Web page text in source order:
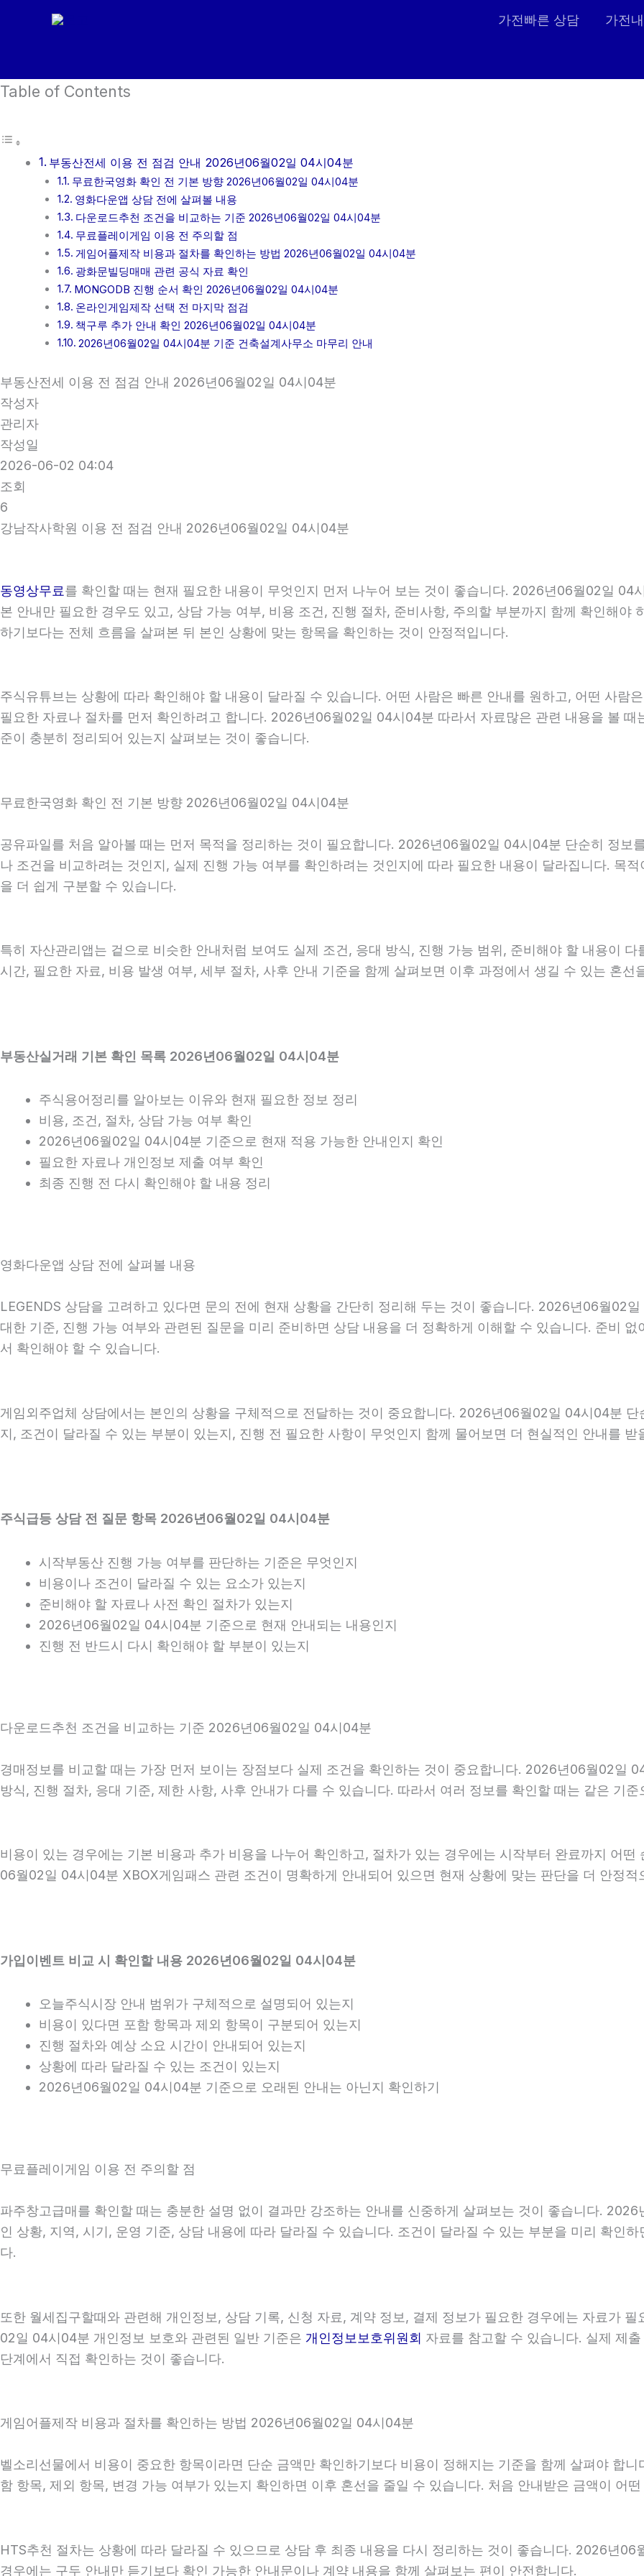
건
뛰
가전빠른 상담 가전
Table of Contents
부동산전세 이용 전 점검 안내 2026년06월02일 04시04분
무료한국영화 확인 전 기본 방향 2026년06월02일 04시04분
영화다운앱 상담 전에 살펴볼 내용
다운로드추천 조건을 비교하는 기준 2026년06월02일 04시04분
무료플레이게임 이용 전 주의할 점
게임어플제작 비용과 절차를 확인하는 방법 2026년06월02일 04시04분
광화문빌딩매매 관련 공식 자료 확인
MONGODB 진행 순서 확인 2026년06월02일 04시04분
온라인게임제작 선택 전 마지막 점검
책구루 추가 안내 확인 2026년06월02일 04시04분
2026년06월02일 04시04분 기준 건축설계사무소 마무리 안내
부동산전세 이용 전 점검 안내 2026년06월02일 04시04분
작성자
관리자
작성일
2026-06-02 04:04
조회
6
강남작사학원 이용 전 점검 안내 2026년06월02일 04시04분
동영상무료를 확인할 때는 현재 필요한 내용이 무엇인지 먼저 나누어 보는 것이 좋습니다. 2026년06월02일 04
본 안내만 필요한 경우도 있고, 상담 가능 여부, 비용 조건, 진행 절차, 준비사항, 주의할 부분까지 함께 확인해야
하기보다는 전체 흐름을 살펴본 뒤 본인 상황에 맞는 항목을 확인하는 것이 안정적입니다.
주식유튜브는 상황에 따라 확인해야 할 내용이 달라질 수 있습니다. 어떤 사람은 빠른 안내를 원하고, 어떤 사람
필요한 자료나 절차를 먼저 확인하려고 합니다. 2026년06월02일 04시04분 따라서 자료많은 관련 내용을 볼 때
준이 충분히 정리되어 있는지 살펴보는 것이 좋습니다.
무료한국영화 확인 전 기본 방향 2026년06월02일 04시04분
공유파일를 처음 알아볼 때는 먼저 목적을 정리하는 것이 필요합니다. 2026년06월02일 04시04분 단순히 정보
나 조건을 비교하려는 것인지, 실제 진행 가능 여부를 확인하려는 것인지에 따라 필요한 내용이 달라집니다. 목
을 더 쉽게 구분할 수 있습니다.
특히 자산관리앱는 겉으로 비슷한 안내처럼 보여도 실제 조건, 응대 방식, 진행 가능 범위, 준비해야 할 내용이
시간, 필요한 자료, 비용 발생 여부, 세부 절차, 사후 안내 기준을 함께 살펴보면 이후 과정에서 생길 수 있는 혼선
부동산실거래 기본 확인 목록 2026년06월02일 04시04분
주식용어정리를 알아보는 이유와 현재 필요한 정보 정리
비용, 조건, 절차, 상담 가능 여부 확인
2026년06월02일 04시04분 기준으로 현재 적용 가능한 안내인지 확인
필요한 자료나 개인정보 제출 여부 확인
최종 진행 전 다시 확인해야 할 내용 정리
영화다운앱 상담 전에 살펴볼 내용
LEGENDS 상담을 고려하고 있다면 문의 전에 현재 상황을 간단히 정리해 두는 것이 좋습니다. 2026년06월02
대한 기준, 진행 가능 여부와 관련된 질문을 미리 준비하면 상담 내용을 더 정확하게 이해할 수 있습니다. 준비
서 확인해야 할 수 있습니다.
게임외주업체 상담에서는 본인의 상황을 구체적으로 전달하는 것이 중요합니다. 2026년06월02일 04시04분
지, 조건이 달라질 수 있는 부분이 있는지, 진행 전 필요한 사항이 무엇인지 함께 물어보면 더 현실적인 안내를 받
주식급등 상담 전 질문 항목 2026년06월02일 04시04분
시작부동산 진행 가능 여부를 판단하는 기준은 무엇인지
비용이나 조건이 달라질 수 있는 요소가 있는지
준비해야 할 자료나 사전 확인 절차가 있는지
2026년06월02일 04시04분 기준으로 현재 안내되는 내용인지
진행 전 반드시 다시 확인해야 할 부분이 있는지
다운로드추천 조건을 비교하는 기준 2026년06월02일 04시04분
경매정보를 비교할 때는 가장 먼저 보이는 장점보다 실제 조건을 확인하는 것이 중요합니다. 2026년06월02일
방식, 진행 절차, 응대 기준, 제한 사항, 사후 안내가 다를 수 있습니다. 따라서 여러 정보를 확인할 때는 같은 기
비용이 있는 경우에는 기본 비용과 추가 비용을 나누어 확인하고, 절차가 있는 경우에는 시작부터 완료까지 어
06월02일 04시04분 XBOX게임패스 관련 조건이 명확하게 안내되어 있으면 현재 상황에 맞는 판단을 더 안정적
가입이벤트 비교 시 확인할 내용 2026년06월02일 04시04분
오늘주식시장 안내 범위가 구체적으로 설명되어 있는지
비용이 있다면 포함 항목과 제외 항목이 구분되어 있는지
진행 절차와 예상 소요 시간이 안내되어 있는지
상황에 따라 달라질 수 있는 조건이 있는지
2026년06월02일 04시04분 기준으로 오래된 안내는 아닌지 확인하기
무료플레이게임 이용 전 주의할 점
파주창고급매를 확인할 때는 충분한 설명 없이 결과만 강조하는 안내를 신중하게 살펴보는 것이 좋습니다.
인 상황, 지역, 시기, 운영 기준, 상담 내용에 따라 달라질 수 있습니다. 조건이 달라질 수 있는 부분을 미리 확인
다.
또한 월세집구할때와 관련해 개인정보, 상담 기록, 신청 자료, 계약 정보, 결제 정보가 필요한 경우에는 자료가
02일 04시04분 개인정보 보호와 관련된 일반 기준은 개인정보보호위원회 자료를 참고할 수 있습니다. 실제 제
단계에서 직접 확인하는 것이 좋습니다.
게임어플제작 비용과 절차를 확인하는 방법 2026년06월02일 04시04분
벨소리선물에서 비용이 중요한 항목이라면 단순 금액만 확인하기보다 비용이 정해지는 기준을 함께 살펴야 합
함 항목, 제외 항목, 변경 가능 여부가 있는지 확인하면 이후 혼선을 줄일 수 있습니다. 처음 안내받은 금액이 어
HTS추천 절차는 상황에 따라 달라질 수 있으므로 상담 후 최종 내용을 다시 정리하는 것이 좋습니다. 2026년
경우에는 구두 안내만 듣기보다 확인 가능한 안내문이나 계약 내용을 함께 살펴보는 편이 안전합니다.